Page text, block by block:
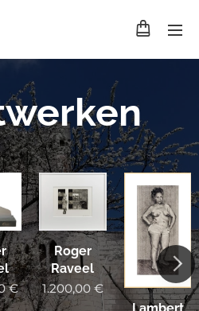
Roger
Raveel
1.200,00€